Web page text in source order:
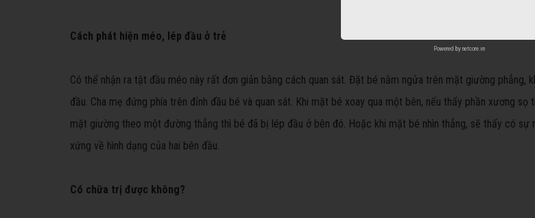
Cách phát hiện méo, lép đầu ở trẻ
Có thể nhận ra tật đầu méo này rất đơn giản bằng cách quan sát. Đặt bé nằm ngửa trên mặt giường phẳng,
đầu. Cha mẹ đứng phía trên đỉnh đầu bé và quan sát. Khi mặt bé xoay qua một bên, nếu thấy phần xương sọ
mặt giường theo một đường thẳng thì bé đã bị lép đầu ở bên đó. Hoặc khi mặt bé nhìn thẳng, sẽ thấy có sự
xứng về hình dạng của hai bên đầu.
Có chữa trị được không?
Powered by netcore.vn